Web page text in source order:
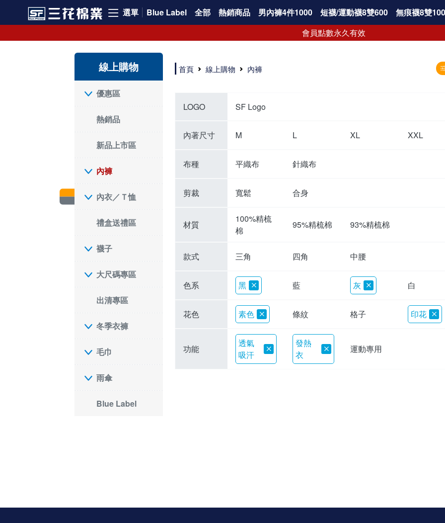
選單 Blue Label 全部 熱銷商品 男內褲4件1000 短襪/運動襪8雙600 無痕襪8雙
會員點數永久有效
線上購物
優惠區
熱銷品
新品上市區
內褲
內衣／Ｔ恤
禮盒送禮區
襪子
大尺碼專區
出清專區
冬季衣褲
毛巾
雨傘
Blue Label
選擇內褲、平口褲、純棉內褲首重品質。舒適、透氣的內褲、平口褲、純棉內褲能影響健康，須謹慎挑選。三花內褲透氣不悶，值得信賴！
三花內褲、平口褲、純棉內褲50年來持續升級，符合人體工學設計，柔軟無勒痕的鬆緊帶。三花內褲是肌膚好友，口碑熱銷！
選擇內褲首重品質。三花內褲50年來不斷升級，證明其卓越品質。符合人體工學剪裁，柔軟無痕鬆緊帶，是必買首選。兼具品質與外型，與肌膚零感接觸，穿著舒適，看來有質感。三花內褲設計獨特，質料優良，專業剪裁，呵護肌膚。新鮮高品質棉材製成，多款選擇，耐洗耐穿，三花內褲絕對首選。
"內褲購買及使用經驗網友來信分享 近年來，我經常在大型連鎖賣場如佳瑪、美華泰等地看到三花內褲的展示。最近一兩年，甚至百貨公司及街頭店鋪都開始大量出現三花專櫃或專賣店。我猜測，這應該是三花在營運策略上的調整，才使得這些改變成為現實。 本來，三花內褲一直是消費者選購內褲時的熱門選項之一。內褲櫃點的增多使我更加注意到這個品牌，因此我在選購內褲時，特意多研究了一下三花內褲的設計。 先從內褲外層包裝談起，有些內褲有PP袋包裝，有些則沒有。雖然這是一件小事，但我發現朋友們中有人會介意內褲包裝沒有PP袋。他們認為沒有PP袋會使包裝不夠精美。對我來說，有PP袋確實能提升包裝的精緻度，但內褲不裝PP袋其實也算是環保。所以，這就看每個人對內褲包裝的需求和感受了。 每次購買內褲時，我都會特別帶一件五片式剪裁的內褲。三花的平口內褲被稱為全國第一件五片式剪裁內褲，這話應該不是隨便說說的，畢竟三花是一個擁有超過50年歷史的老品牌，專注於研發和改良內褲。當初，我覺得這種設計有些花俏，只是圖個新鮮買來試試，結果發現內褲多一片真的有其優勢，尤其是減少了內褲卡屁的次數。雖然這個狀況不可能完全消失，但大大增加了穿著的舒適度。 三花內褲的價格也在我能接受的範圍內，因此它逐漸成為我的心頭好。此外，內褲選購時的另一個重要因素是鬆緊帶。看內褲是否舊了，第一眼通常看鬆緊帶。故意或不小心露出內褲褲頭的時候，印象分數也是由鬆緊帶決定的。 很多內褲品牌強調鬆緊帶的造型及花樣，這類內褲非常適合一些特殊場合，如單身聯誼或約會時穿著，能夠加分不少。日常使用的內褲則建議選擇鬆緊帶不易鬆垮的，花樣其次。三花特別強調內褲鬆緊帶的耐洗度，而其他品牌鮮少提及這一點。 分場合選擇內褲是我的習慣。特殊場合內褲要講究一點，但平日則需要選擇鬆緊帶有保障的內褲。畢竟，內褲是每天陪伴我們超過12個小時的衣物，找到適合自己且耐洗耐穿高CP值的內褲才是最明智的選擇。 內褲畢竟是消耗品，定期更換非常重要。如果內褲沾染到髒污或處於潮濕的環境，就不應該撐太久。這是因為內褲長期接觸身體的重要部位，所以選擇和保養都要謹慎。 以上是我個人的內褲使用分享，並非業配，不代表任何人的立場。內褲還是要以自身體驗最為準確。希望大家都能找到適合自己的內褲，並多多支持台灣品牌。"
首頁 線上購物 內褲
LOGO SF Logo
內著尺寸 M L XL XXL
布種 平織布 針織布
剪裁 寬鬆 合身
材質
100%精梳
棉
95%精梳棉 93%精梳棉
款式 三角 四角 中腰
色系 黑 藍 灰 白
花色 素色 條紋 格子 印花
功能
透氣
吸汗
發熱
衣
運動專用